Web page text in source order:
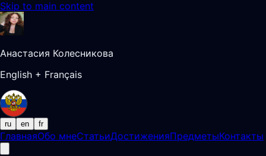
Skip to main content
Анастасия Колесникова
English + Français
ru en fr
ГлавнаяОбо мнеСтатьиДостиженияПредметыКонтакты